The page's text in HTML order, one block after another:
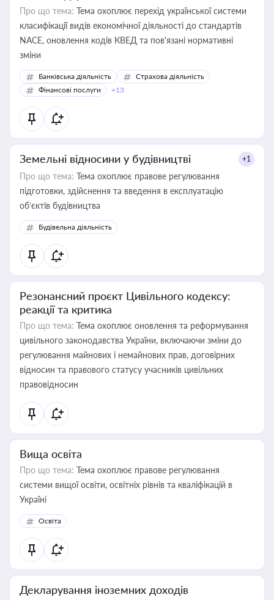
Про що тема: Тема охоплює перехід української системи
класифікації видів економічної діяльності до стандартів
NACE, оновлення кодів КВЕД та пов'язані нормативні
зміни
Банківська діяльність
Страхова діяльність
Фінансові послуги
+13
Земельні відносини у будівництві +1
Про що тема: Тема охоплює правове регулювання
підготовки, здійснення та введення в експлуатацію
об’єктів будівництва
Будівельна діяльність
Резонансний проєкт Цивільного кодексу:
реакції та критика
Про що тема: Тема охоплює оновлення та реформування
цивільного законодавства України, включаючи зміни до
регулювання майнових і немайнових прав, договірних
відносин та правового статусу учасників цивільних
правовідносин
Вища освіта
Про що тема: Тема охоплює правове регулювання
системи вищої освіти, освітніх рівнів та кваліфікацій в
Україні
Освіта
Декларування іноземних доходів